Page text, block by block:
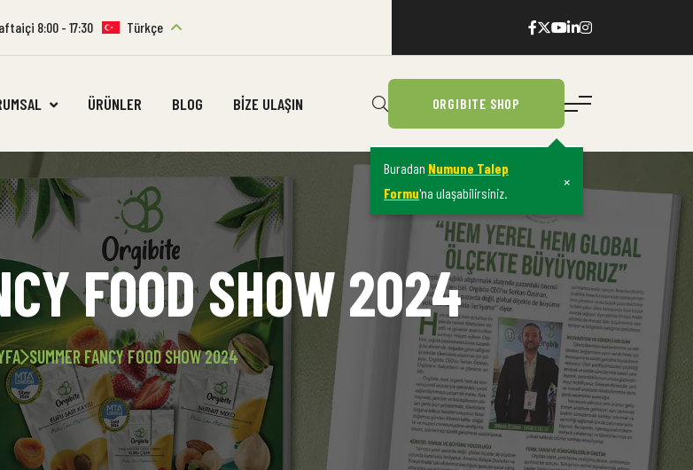
8:00 - 17:30 Türkçe
ÜRÜNLER BLOG BIZE ULAŞIN ORGIBITE SHOP
Buradan Numune Talep
Formu'na ulaşabilirsiniz.
×
FOOD SHOW 2024
SUMMER FANCY FOOD SHOW 2024